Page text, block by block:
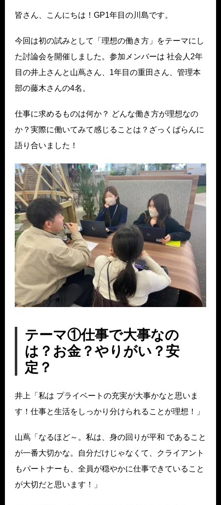
皆さん、こんにちは！GP1年目の川島です。
今回は初の試みとして「理想の働き方」をテーマにし
た討論会を開催しました。参加メンバーは 社会人2年
目の井上さんと山蔦さん、1年目の重田さん、管理本
部の藤木さんの4名。
仕事に求めるものは何か？ どんな働き方が理想なの
か？実際に働いてみて感じることは？ざっくばらんに
語り合いました！
テーマ①仕事で大事なの
は？お金？やりがい？安
定？
井上「私は プライベートの充実が大事かなと思いま
す！仕事と生活をしっかり分けられることが理想！」
山蔦「なるほど～。私は、身の回りが平和 であること
が一番大切かな。自分だけじゃなくて、クライアント
もパートナーも、全員が穏やかに仕事できていること
が大切だと思います！」